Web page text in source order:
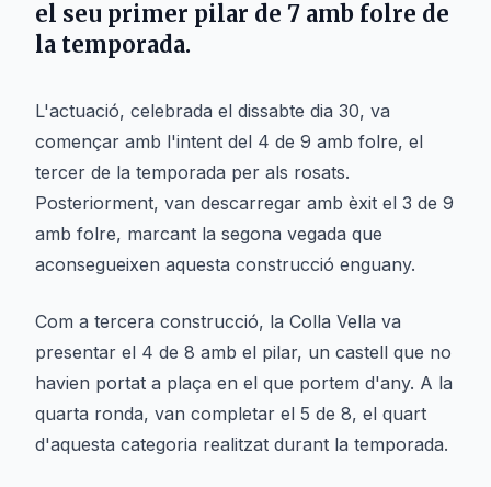
el seu primer pilar de 7 amb folre de
la temporada.
L'actuació, celebrada el dissabte dia 30, va
començar amb l'intent del 4 de 9 amb folre, el
tercer de la temporada per als rosats.
Posteriorment, van descarregar amb èxit el 3 de 9
amb folre, marcant la segona vegada que
aconsegueixen aquesta construcció enguany.
Com a tercera construcció, la Colla Vella va
presentar el 4 de 8 amb el pilar, un castell que no
havien portat a plaça en el que portem d'any. A la
quarta ronda, van completar el 5 de 8, el quart
d'aquesta categoria realitzat durant la temporada.